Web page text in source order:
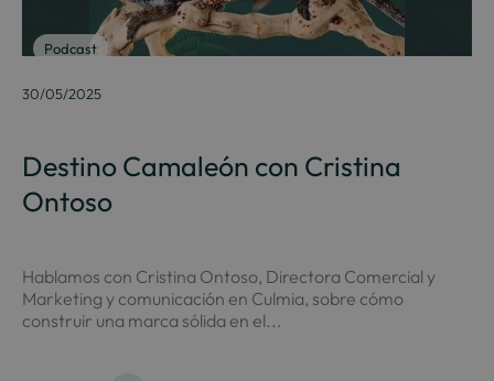
Podcast
30/05/2025
Destino Camaleón con Cristina
Ontoso
Hablamos con Cristina Ontoso, Directora Comercial y
Marketing y comunicación en Culmia, sobre cómo
construir una marca sólida en el...